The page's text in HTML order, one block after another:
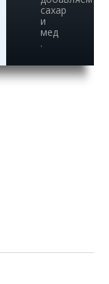
сахар
и
мед
.